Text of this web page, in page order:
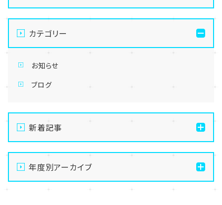
カテゴリー
お知らせ
ブログ
新着記事
通信制高校の学習風景
メイク美容専攻の授業風景
年度別アーカイブ